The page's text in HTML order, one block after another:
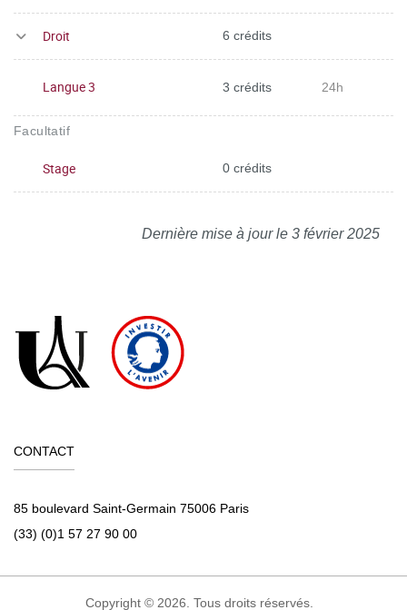
Droit 6 crédits
Langue 3 3 crédits 24h
Facultatif
Stage 0 crédits
Dernière mise à jour le 3 février 2025
CONTACT
85 boulevard Saint-Germain 75006 Paris
(33) (0)1 57 27 90 00
Copyright © 2026. Tous droits réservés.